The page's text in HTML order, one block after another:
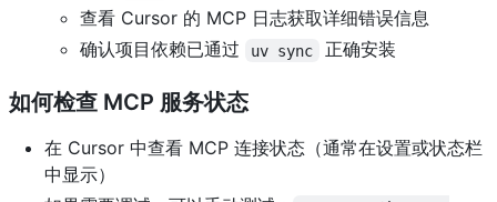
查看 Cursor 的 MCP 日志获取详细错误信息
确认项目依赖已通过
uv sync 正确安装
如何检查 MCP 服务状态
在 Cursor 中查看 MCP 连接状态（通常在设置或状态栏
中显示）